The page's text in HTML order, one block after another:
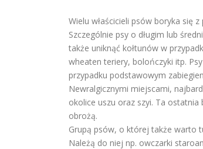
Wielu właścicieli psów boryka się
Szczególnie psy o długim lub
także uniknąć kołtunów w
wheaten teriery, bolończyki itp.
przypadku podstawowym
Newralgicznymi miejscami,
okolice uszu oraz szyi. Ta ostatnia
obrożą.
Grupą psów, o której także warto
Należą do niej np. owczarki